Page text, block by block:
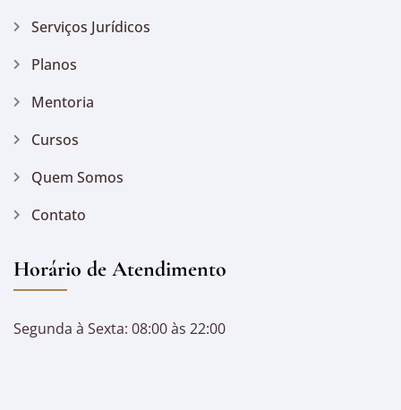
Serviços Jurídicos
Planos
Mentoria
Cursos
Quem Somos
Contato
Horário de Atendimento
Segunda à Sexta: 08:00 às 22:00